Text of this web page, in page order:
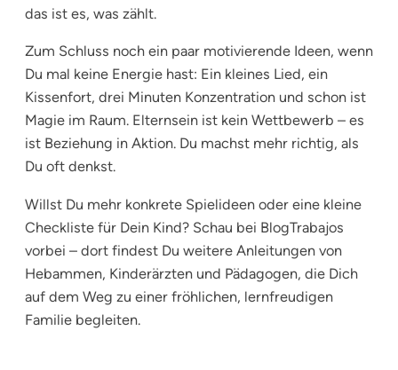
das ist es, was zählt.
Zum Schluss noch ein paar motivierende Ideen, wenn
Du mal keine Energie hast: Ein kleines Lied, ein
Kissenfort, drei Minuten Konzentration und schon ist
Magie im Raum. Elternsein ist kein Wettbewerb – es
ist Beziehung in Aktion. Du machst mehr richtig, als
Du oft denkst.
Willst Du mehr konkrete Spielideen oder eine kleine
Checkliste für Dein Kind? Schau bei BlogTrabajos
vorbei – dort findest Du weitere Anleitungen von
Hebammen, Kinderärzten und Pädagogen, die Dich
auf dem Weg zu einer fröhlichen, lernfreudigen
Familie begleiten.